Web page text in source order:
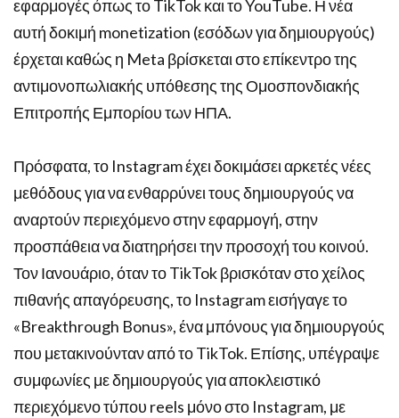
εφαρμογές όπως το TikTok και το YouTube. Η νέα
αυτή δοκιμή monetization (εσόδων για δημιουργούς)
έρχεται καθώς η Meta βρίσκεται στο επίκεντρο της
αντιμονοπωλιακής υπόθεσης της Ομοσπονδιακής
Επιτροπής Εμπορίου των ΗΠΑ.
Πρόσφατα, το Instagram έχει δοκιμάσει αρκετές νέες
μεθόδους για να ενθαρρύνει τους δημιουργούς να
αναρτούν περιεχόμενο στην εφαρμογή, στην
προσπάθεια να διατηρήσει την προσοχή του κοινού.
Τον Ιανουάριο, όταν το TikTok βρισκόταν στο χείλος
πιθανής απαγόρευσης, το Instagram εισήγαγε το
«Breakthrough Bonus», ένα μπόνους για δημιουργούς
που μετακινούνταν από το TikTok. Επίσης, υπέγραψε
συμφωνίες με δημιουργούς για αποκλειστικό
περιεχόμενο τύπου reels μόνο στο Instagram, με